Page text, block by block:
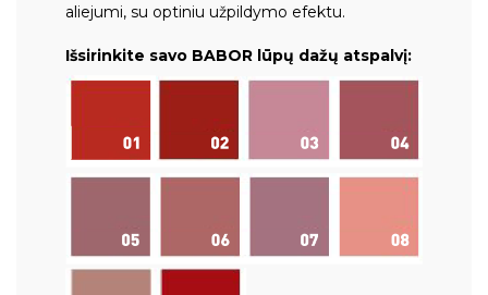
aliejumi, su optiniu užpildymo efektu.
Išsirinkite savo BABOR lūpų dažų atspalvį: